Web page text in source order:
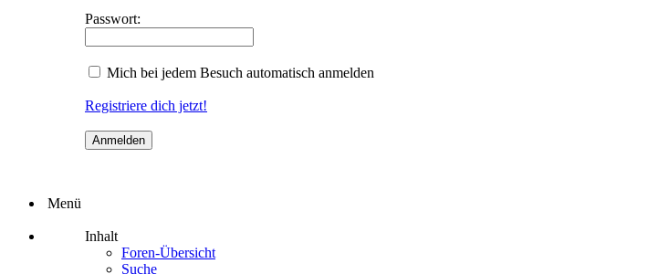
Passwort:
Mich bei jedem Besuch automatisch anmelden
Registriere dich jetzt!
Menü
Inhalt
Foren-Übersicht
Suche